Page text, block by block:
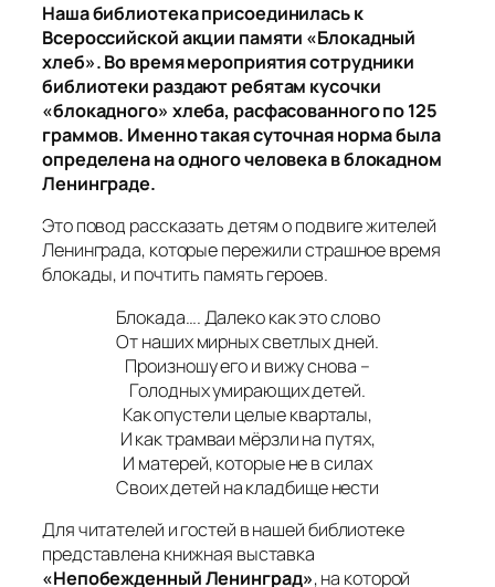
Наша библиотека присоединилась к
Всероссийской акции памяти «Блокадный
хлеб». Во время мероприятия сотрудники
библиотеки раздают ребятам кусочки
«блокадного» хлеба, расфасованного по 125
граммов. Именно такая суточная норма была
определена на одного человека в блокадном
Ленинграде.
Это повод рассказать детям о подвиге жителей
Ленинграда, которые пережили страшное время
блокады, и почтить память героев.
Блокада…. Далеко как это слово
От наших мирных светлых дней.
Произношу его и вижу снова –
Голодных умирающих детей.
Как опустели целые кварталы,
И как трамваи мёрзли на путях,
И матерей, которые не в силах
Своих детей на кладбище нести
Для читателей и гостей в нашей библиотеке
представлена книжная выставка
«Непобежденный Ленинград», на которой